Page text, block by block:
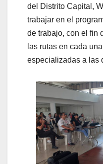
del Distrito Capital,
trabajar en el
de trabajo, con el fin
las rutas en cada
especializadas a las